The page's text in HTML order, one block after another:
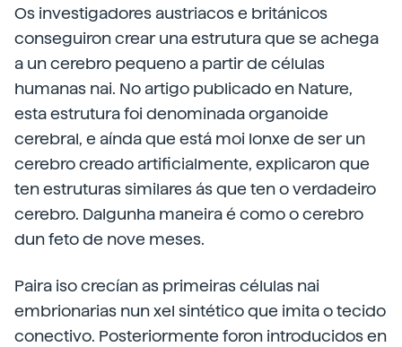
Os investigadores austriacos e británicos
conseguiron crear una estrutura que se achega
a un cerebro pequeno a partir de células
humanas nai. No artigo publicado en Nature,
esta estrutura foi denominada organoide
cerebral, e aínda que está moi lonxe de ser un
cerebro creado artificialmente, explicaron que
ten estruturas similares ás que ten o verdadeiro
cerebro. Dalgunha maneira é como o cerebro
dun feto de nove meses.
Paira iso crecían as primeiras células nai
embrionarias nun xel sintético que imita o tecido
conectivo. Posteriormente foron introducidos en